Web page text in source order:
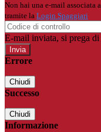
Non hai una e-mail associata
tramite la Login Spaggiari
E-mail inviata, si prega
Errore
Chiudi
Successo
Chiudi
Informazione